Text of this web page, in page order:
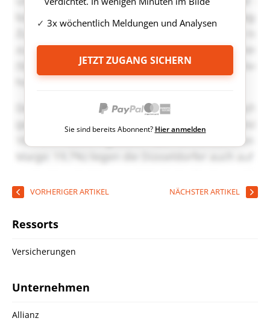
3x wöchentlich Meldungen und Analysen
JETZT ZUGANG SICHERN
Sie sind bereits Abonnent? Hier anmelden
VORHERIGER ARTIKEL NÄCHSTER ARTIKEL
Ressorts
Versicherungen
Unternehmen
Allianz